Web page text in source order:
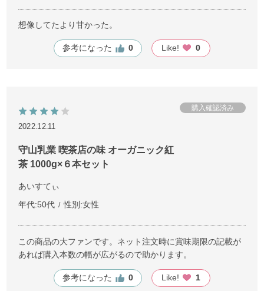
想像してたより甘かった。
参考になった 0 Like! 0
2022.12.11
守山乳業 喫茶店の味 オーガニック紅
茶 1000g×６本セット
あいすてぃ
年代:50代 性別:女性
この商品の大ファンです。ネット注文時に賞味期限の記載が
あれば購入本数の幅が広がるので助かります。
参考になった 0 Like! 1